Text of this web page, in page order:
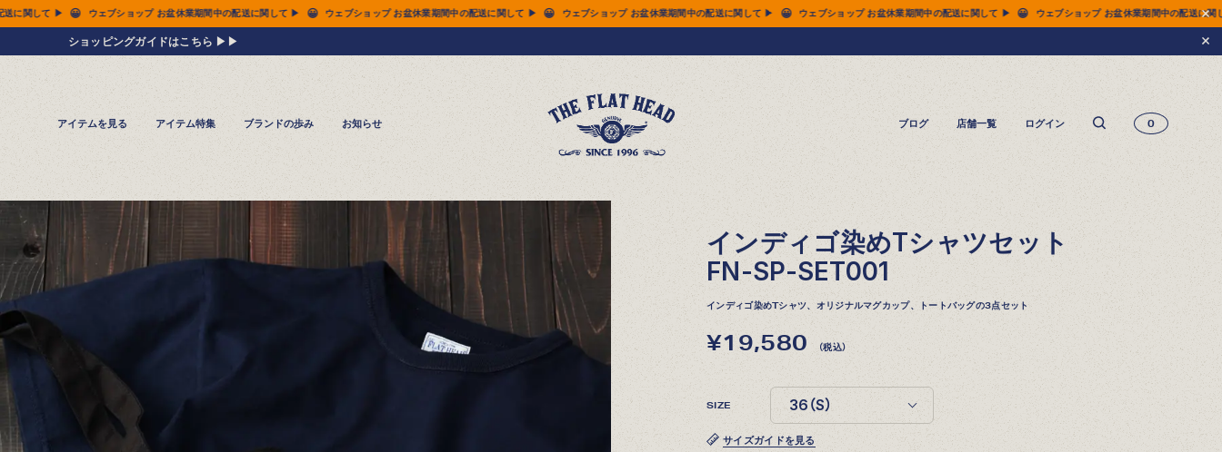
期間中の配送に関して ▶ 😀 ウェブショップ お盆休業期間中の配送に関して ▶ 😀 ウェブショップ お盆休業期間中の配送に関して ▶ 😀 ウェブショップ お盆休業期間中の配送に関して ▶ 😀 ウェブショップ お盆休業期間中の配送に関して ▶ 😀 ウェブショップ お盆休業期間
ショッピングガイドはこちら ▶▶
アイテムを見る アイテム特集 ブランドの歩み お知らせ ブログ 店舗一覧 ログイン 0
インディゴ染めTシャツセット
FN-SP-SET001
インディゴ染めTシャツ、オリジナルマグカップ、トートバッグの3点セット
¥19,580 （税込）
SIZE
サイズガイドを見る